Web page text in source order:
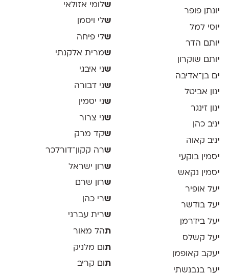
יונתן פופר
י וסי למל
יותם הדר
י ותם שוקרון
ים בן־אדיבה
ינון אביטל
ינון זינגר
יניב כהן
יניב קאוה
יסמין בוקעי
יסמין נקאש
יעל אופיר
יעל בודשר
יעל בידרמן
יעל קשלס
יעקב קאופמן
יער בנבנשתי
שלומי אזולאי
שלי ויסמן
שלי פיחה
שמרית אלקנתי
שני איבגי
שני דבורה
שני יסמין
שני צרור
שקד מרק
שרה קקון־דורלכר
שרון ישראל
שרון שרם
שרי כהן
שרית עברני
תהל מאור
תום מלניק
ת ום קריב